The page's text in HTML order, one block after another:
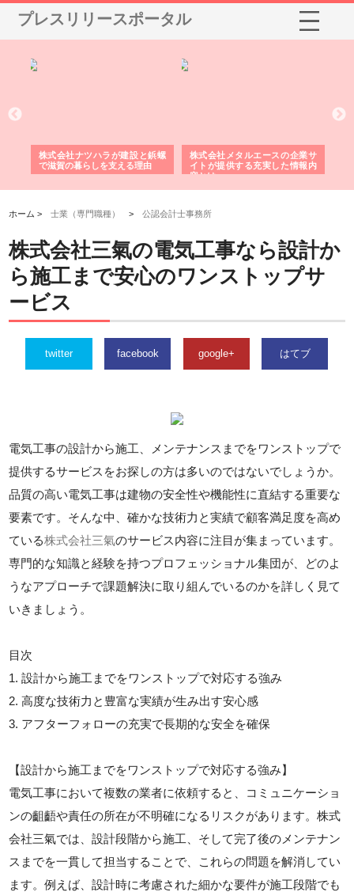
プレスリリースポータル
株式会社ナツハラが建設と鋲螺
で滋賀の暮らしを支える理由
株式会社メタルエースの企業サ
イトが提供する充実した情報内
容とは
ホーム >士業（専門職種） >公認会計士事務所
株式会社三氣の電気工事なら設計か
ら施工まで安心のワンストップサ
ービス
twitter facebook google+ はてブ
電気工事の設計から施工、メンテナンスまでをワンストップで
提供するサービスをお探しの方は多いのではないでしょうか。
品質の高い電気工事は建物の安全性や機能性に直結する重要な
要素です。そんな中、確かな技術力と実績で顧客満足度を高め
ている株式会社三氣のサービス内容に注目が集まっています。
専門的な知識と経験を持つプロフェッショナル集団が、どのよ
うなアプローチで課題解決に取り組んでいるのかを詳しく見て
いきましょう。
目次
1. 設計から施工までをワンストップで対応する強み
2. 高度な技術力と豊富な実績が生み出す安心感
3. アフターフォローの充実で長期的な安全を確保
【設計から施工までをワンストップで対応する強み】
電気工事において複数の業者に依頼すると、コミュニケーショ
ンの齟齬や責任の所在が不明確になるリスクがあります。株式
会社三氣では、設計段階から施工、そして完了後のメンテナン
スまでを一貫して担当することで、これらの問題を解消してい
ます。例えば、設計時に考慮された細かな要件が施工段階でも